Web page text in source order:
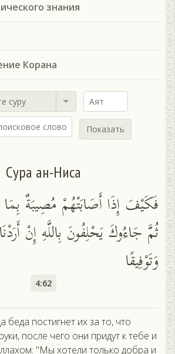
знания
Корана
суру
Показать
Сура ан-Ниса
فَكَيْفَ إِذَا أَصَابَتْهُمْ مُصِيبَةٌ
ثُمَّ جَاءُوكَ يَحْلِفُونَ بِاللَّهِ إِنْ
وَتَوْفِيقًا
4:62
беда постигнет их за то, что
после чего они придут к тебе и
"Мы хотели только добра и